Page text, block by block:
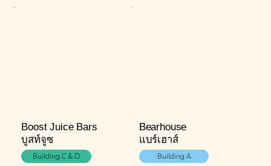
Boost Juice Bars
บูสท์จูซ
Building C & D
Bearhouse
แบร์เฮาส์
Building A